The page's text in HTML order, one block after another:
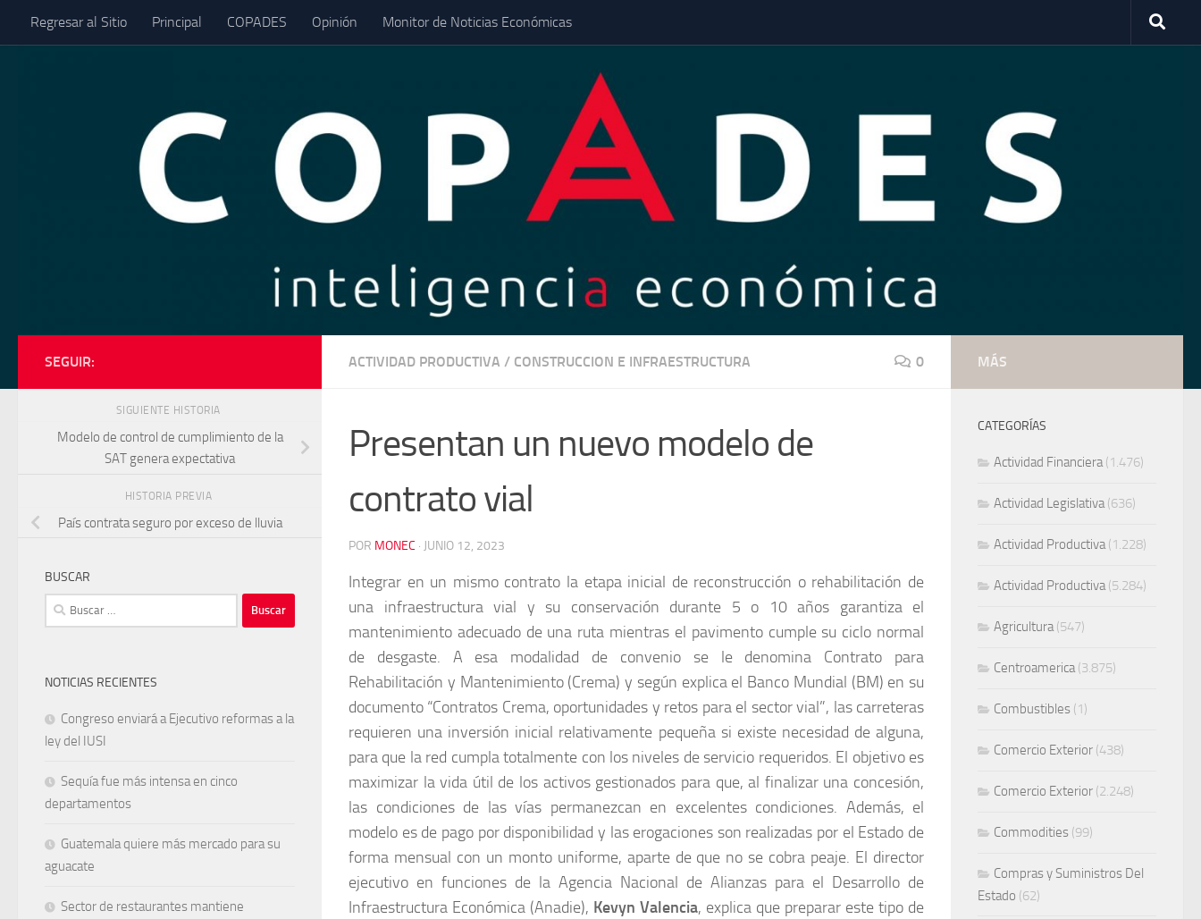
Saltar al contenido
Regresar al Sitio Principal COPADES Opinión Monitor de Noticias Económicas
ACTIVIDAD PRODUCTIVA / CONSTRUCCION E INFRAESTRUCTURA 0
Presentan un nuevo modelo de
contrato vial
POR MONEC · JUNIO 12, 2023
Integrar en un mismo contrato la etapa inicial de reconstrucción o rehabilitación de
una infraestructura vial y su conservación durante 5 o 10 años garantiza el
mantenimiento adecuado de una ruta mientras el pavimento cumple su ciclo normal
de desgaste. A esa modalidad de convenio se le denomina Contrato para
Rehabilitación y Mantenimiento (Crema) y según explica el Banco Mundial (BM) en su
documento “Contratos Crema, oportunidades y retos para el sector vial”, las carreteras
requieren una inversión inicial relativamente pequeña si existe necesidad de alguna,
para que la red cumpla totalmente con los niveles de servicio requeridos. El objetivo es
maximizar la vida útil de los activos gestionados para que, al finalizar una concesión,
las condiciones de las vías permanezcan en excelentes condiciones. Además, el
modelo es de pago por disponibilidad y las erogaciones son realizadas por el Estado de
forma mensual con un monto uniforme, aparte de que no se cobra peaje. El director
ejecutivo en funciones de la Agencia Nacional de Alianzas para el Desarrollo de
Infraestructura Económica (Anadie), Kevyn Valencia, explica que preparar este tipo de
SEGUIR:
SIGUIENTE HISTORIA
Modelo de control de cumplimiento de la
SAT genera expectativa
HISTORIA PREVIA
País contrata seguro por exceso de lluvia
BUSCAR
Buscar:
NOTICIAS RECIENTES
Congreso enviará a Ejecutivo reformas a la
ley del IUSI
Sequía fue más intensa en cinco
departamentos
Guatemala quiere más mercado para su
aguacate
Sector de restaurantes mantiene
MÁS
CATEGORÍAS
Actividad Financiera(1.476)
Actividad Legislativa(636)
Actividad Productiva(1.228)
Actividad Productiva(5.284)
Agricultura(547)
Centroamerica(3.875)
Combustibles (1)
Comercio Exterior (438)
Comercio Exterior (2.248)
Commodities (99)
Compras y Suministros Del
Estado (62)